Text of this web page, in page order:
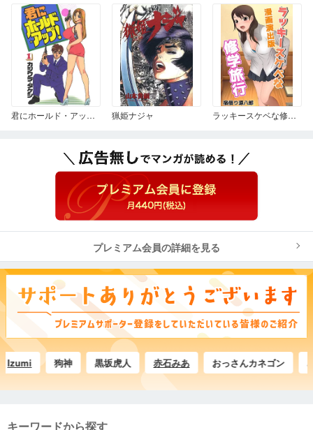
君にホールド・アップ! 1 猟姫ナジャ ラッキースケベな修学旅行 漫画演出版
プレミアム会員の詳細を見る
狗神 黒坂虎人 赤石みあ おっさんカネゴン みや
キーワードから探す